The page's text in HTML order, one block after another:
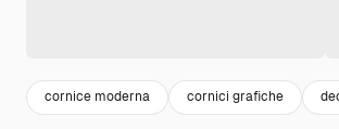
cornice moderna cornici grafiche